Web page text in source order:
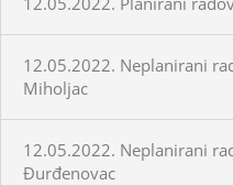
12.05.2022. Neplanirani
Miholjac
12.05.2022. Neplanirani
Đurđenovac